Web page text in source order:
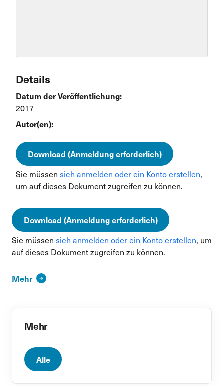
Details
Datum der Veröffentlichung:
2017
Autor(en):
Download (Anmeldung erforderlich)
Sie müssen sich anmelden oder ein Konto erstellen,
um auf dieses Dokument zugreifen zu können.
Download (Anmeldung erforderlich)
Sie müssen sich anmelden oder ein Konto erstellen, um
auf dieses Dokument zugreifen zu können.
Mehr
Mehr
Alle